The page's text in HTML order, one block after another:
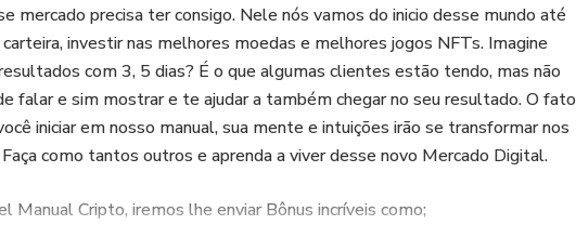
mercado precisa ter consigo. Nele nós vamos do inicio desse mundo até
investir nas melhores moedas e melhores jogos NFTs. Imagine
com 3, 5 dias? É o que algumas clientes estão tendo, mas não
falar e sim mostrar e te ajudar a também chegar no seu resultado. O fato
iniciar em nosso manual, sua mente e intuições irão se transformar nos
como tantos outros e aprenda a viver desse novo Mercado Digital.
Manual Cripto, iremos lhe enviar Bônus incríveis como;